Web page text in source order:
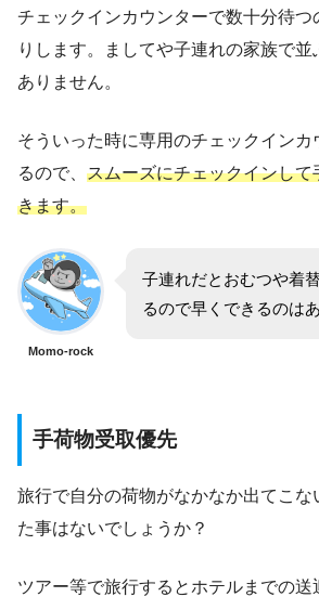
チェックインカウンターで数十分待つ
りします。ましてや子連れの家族で並
ありません。
そういった時に専用のチェックインカ
るので、 スムーズにチェックインして
きます。
Momo-rock
子連れだとおむつや着
るので早くできるのは
手荷物受取優先
旅行で自分の荷物がなかなか出てこな
た事はないでしょうか？
ツアー等で旅行するとホテルまでの送